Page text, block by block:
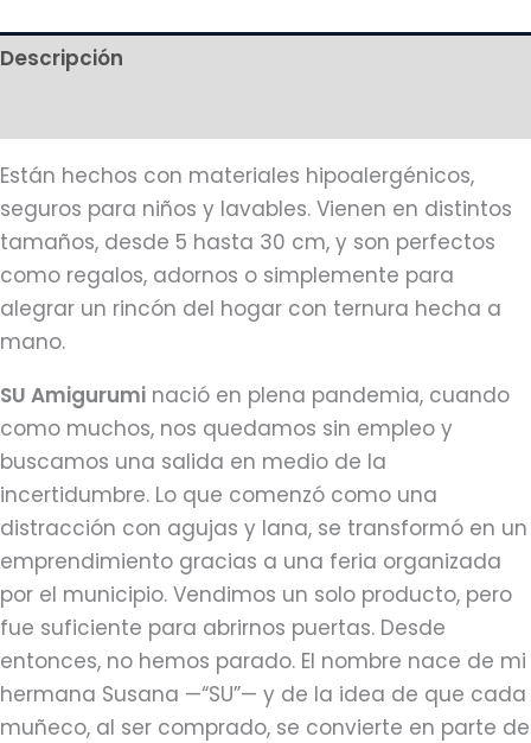
Descripción
Están hechos con materiales hipoalergénicos,
seguros para niños y lavables. Vienen en distintos
tamaños, desde 5 hasta 30 cm, y son perfectos
como regalos, adornos o simplemente para
alegrar un rincón del hogar con ternura hecha a
mano.
SU Amigurumi nació en plena pandemia, cuando
como muchos, nos quedamos sin empleo y
buscamos una salida en medio de la
incertidumbre. Lo que comenzó como una
distracción con agujas y lana, se transformó en un
emprendimiento gracias a una feria organizada
por el municipio. Vendimos un solo producto, pero
fue suficiente para abrirnos puertas. Desde
entonces, no hemos parado. El nombre nace de mi
hermana Susana —“SU”— y de la idea de que cada
muñeco, al ser comprado, se convierte en parte de